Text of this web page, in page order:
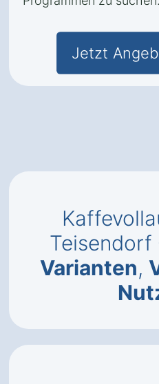
Jetzt
Teisendorf
Varianten,